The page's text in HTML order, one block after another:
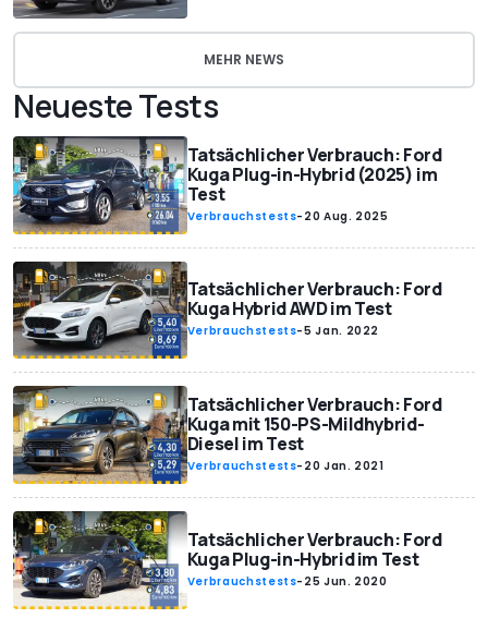
MEHR NEWS
Neueste Tests
Tatsächlicher Verbrauch: Ford
Kuga Plug-in-Hybrid (2025) im
Test
Verbrauchstests- 20 Aug. 2025
Tatsächlicher Verbrauch: Ford
Kuga Hybrid AWD im Test
Verbrauchstests-5 Jan. 2022
Tatsächlicher Verbrauch: Ford
Kuga mit 150-PS-Mildhybrid-
Diesel im Test
Verbrauchstests- 20 Jan. 2021
Tatsächlicher Verbrauch: Ford
Kuga Plug-in-Hybrid im Test
Verbrauchstests- 25 Jun. 2020